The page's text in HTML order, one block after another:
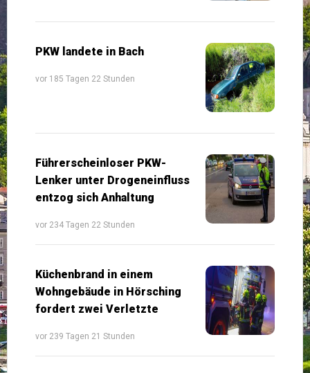
PKW landete in Bach
vor 185 Tagen 22 Stunden
Führerscheinloser PKW-
Lenker unter Drogeneinfluss
entzog sich Anhaltung
vor 234 Tagen 22 Stunden
Küchenbrand in einem
Wohngebäude in Hörsching
fordert zwei Verletzte
vor 239 Tagen 21 Stunden